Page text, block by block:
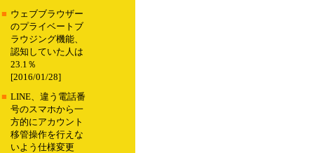
■ ウェブブラウザー
のプライベートブ
ラウジング機能、
認知していた人は
23.1％
[2016/01/28]
■ LINE、違う電話番
号のスマホから一
方的にアカウント
移管操作を行えな
いよう仕様変更